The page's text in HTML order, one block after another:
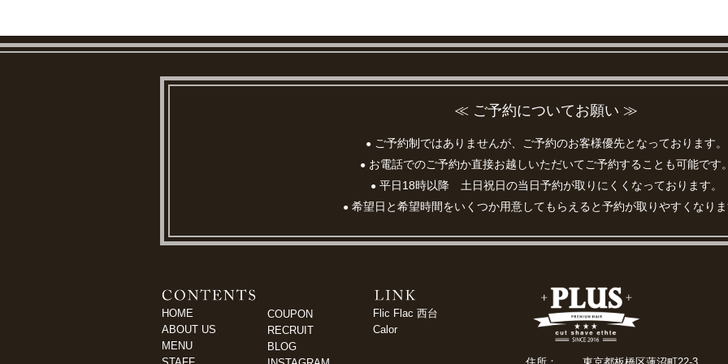
≪ ご予約についてお願い ≫
●ご予約制ではありませんが、ご予約のお客様優先となっております。
●お電話でのご予約か直接お越しいただいてご予約することも可能です
●平日18時以降 土日祝日の当日予約が取りにくくなっております。
●希望日と希望時間をいくつか用意してもらえると予約が取りやすくなり
HOME
ABOUT US
MENU
COUPON
RECRUIT
BLOG
Flic Flac 西台
Calor